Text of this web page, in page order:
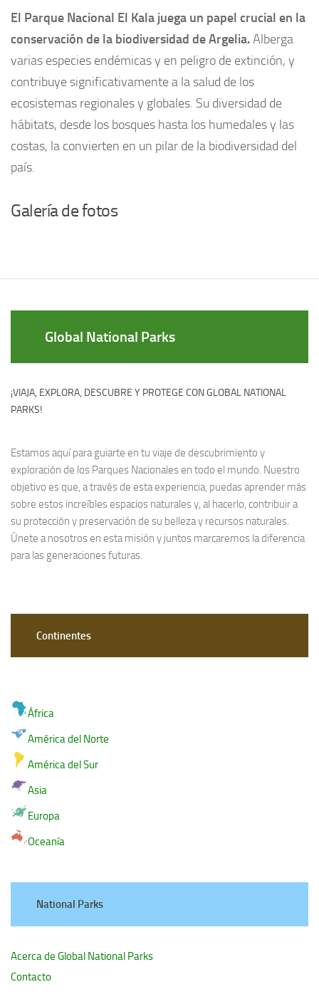
El Parque Nacional El Kala juega un papel crucial en la
conservación de la biodiversidad de Argelia.Alberga
varias especies endémicas y en peligro de extinción, y
contribuye significativamente a la salud de los
ecosistemas regionales y globales. Su diversidad de
hábitats, desde los bosques hasta los humedales y las
costas, la convierten en un pilar de la biodiversidad del
país.
Galería de fotos
Global National Parks
¡VIAJA, EXPLORA, DESCUBRE Y PROTEGE CON GLOBAL NATIONAL
PARKS!
Estamos aquí para guiarte en tu viaje de descubrimiento y
exploración de los Parques Nacionales en todo el mundo. Nuestro
objetivo es que, a través de esta experiencia, puedas aprender más
sobre estos increíbles espacios naturales y, al hacerlo, contribuir a
su protección y preservación de su belleza y recursos naturales.
Únete a nosotros en esta misión y juntos marcaremos la diferencia
para las generaciones futuras.
Continentes
África
América del Norte
América del Sur
Asia
Europa
Oceanía
National Parks
Acerca de Global National Parks
Contacto